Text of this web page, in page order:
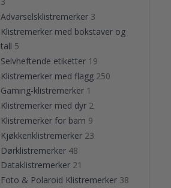
Advarselsklistremerker 3
Klistremerker med bokstaver og
tall 5
Selvheftende etiketter 19
Klistremerker med flagg 250
Gaming-klistremerker 1
Klistremerker med dyr 2
Klistremerker for barn 9
Kjøkkenklistremerker 23
Dørklistremerker 48
Dataklistremerker 21
Foto & Polaroid Klistremerker 38